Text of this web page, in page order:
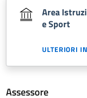
Area
e Sport
ULTERIORI
Assessore